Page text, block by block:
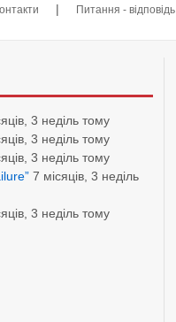
| Питання - відповідь
3 неділь тому
3 неділь тому
3 неділь тому
7 місяців, 3 неділь
3 неділь тому